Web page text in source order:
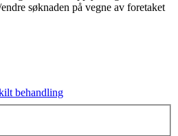
søknaden på vegne av foretaket
behandling